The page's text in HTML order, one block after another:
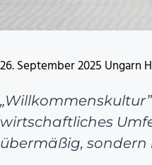
26. September 2025 Ungarn
wirtschaftliches
übermäßig, sondern